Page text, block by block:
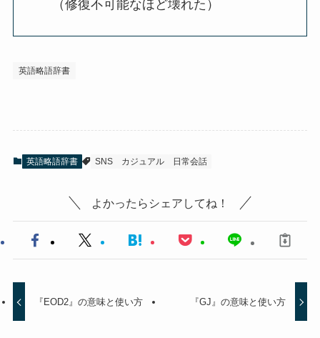
（修復不可能なほど壊れた）
英語略語辞書
英語略語辞書 SNS カジュアル 日常会話
よかったらシェアしてね！
『EOD2』の意味と使い方 『GJ』の意味と使い方